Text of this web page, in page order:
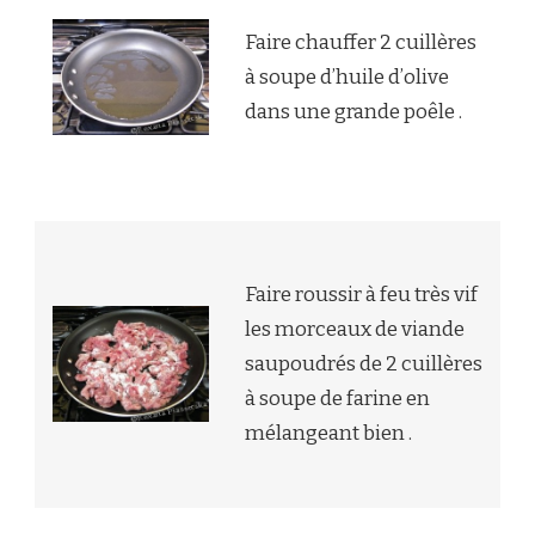
Faire chauffer 2 cuillères
à soupe d’huile d’olive
dans une grande poêle .
Faire roussir à feu très vif
les morceaux de viande
saupoudrés de 2 cuillères
à soupe de farine en
mélangeant bien .